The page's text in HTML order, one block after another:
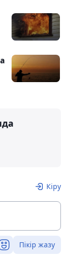
Кіру
Пікір жазу